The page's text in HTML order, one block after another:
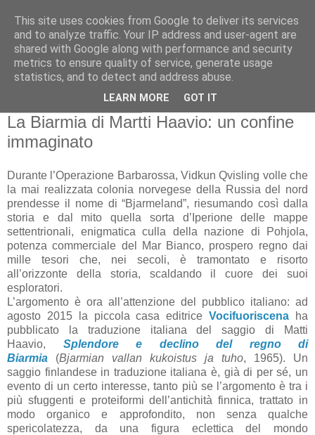
Gangleri - Il blog del
Progetto Bifröst
La Biarmia di Martti Haavio: un confine
immaginato
Durante l’Operazione Barbarossa, Vidkun Qvisling volle che
la mai realizzata colonia norvegese della Russia del nord
prendesse il nome di “Bjarmeland”, riesumando così dalla
storia e dal mito quella sorta d’Iperione delle mappe
settentrionali, enigmatica culla della nazione di Pohjola,
potenza commerciale del Mar Bianco, prospero regno dai
mille tesori che, nei secoli, è tramontato e risorto
all’orizzonte della storia, scaldando il cuore dei suoi
esploratori.
L’argomento è ora all’attenzione del pubblico italiano: ad
agosto 2015 la piccola casa editriceVocifuoriscena ha
pubblicato la traduzione italiana del saggio di Matti
Haavio, Splendore e declino del regno di
Biarmia (Bjarmian vallan kukoistus ja tuho, 1965). Un
saggio finlandese in traduzione italiana è, già di per sé, un
evento di un certo interesse, tanto più se l’argomento è tra i
più sfuggenti e proteiformi dell’antichità finnica, trattato in
modo organico e approfondito, non senza qualche
spericolatezza, da una figura eclettica del mondo
This site uses cookies from Google to deliver its services
and to analyze traffic. Your IP address and user-agent are
shared with Google along with performance and security
metrics to ensure quality of service, generate usage
statistics, and to detect and address abuse.
LEARN MORE GOT IT